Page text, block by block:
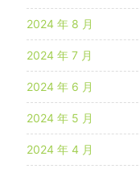
2024 年 8 月
2024 年 7 月
2024 年 6 月
2024 年 5 月
2024 年 4 月